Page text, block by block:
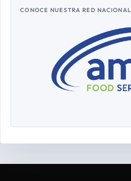
CONOCE NUESTRA RED NACIONAL